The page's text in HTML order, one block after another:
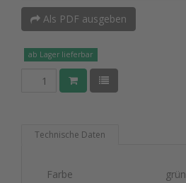
Als PDF ausgeben
ab Lager lieferbar
Technische Daten
Farbe
grün